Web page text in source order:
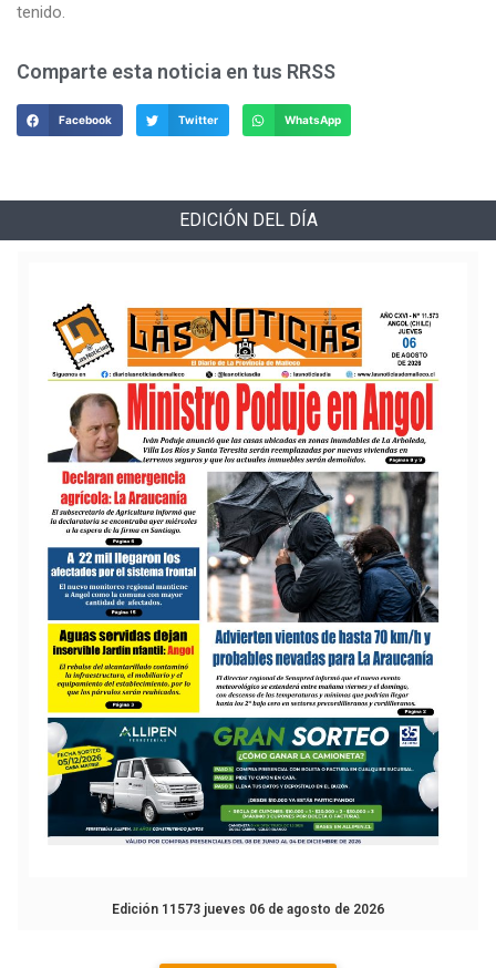
tenido.
Comparte esta noticia en tus RRSS
Facebook Twitter WhatsApp
EDICIÓN DEL DÍA
Edición 11573 jueves 06 de agosto de 2026